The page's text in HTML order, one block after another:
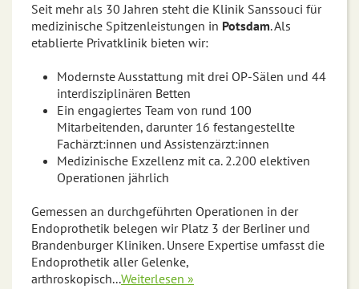
Seit mehr als 30 Jahren steht die Klinik Sanssouci für
medizinische Spitzenleistungen in Potsdam. Als
etablierte Privatklinik bieten wir:
Modernste Ausstattung mit drei OP-Sälen und 44
interdisziplinären Betten
Ein engagiertes Team von rund 100
Mitarbeitenden, darunter 16 festangestellte
Fachärzt:innen und Assistenzärzt:innen
Medizinische Exzellenz mit ca. 2.200 elektiven
Operationen jährlich
Gemessen an durchgeführten Operationen in der
Endoprothetik belegen wir Platz 3 der Berliner und
Brandenburger Kliniken. Unsere Expertise umfasst die
Endoprothetik aller Gelenke,
arthroskopisch...Weiterlesen »